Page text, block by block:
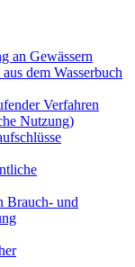
an Gewässern
dem Wasserbuch
Verfahren
Nutzung)
Brauch- und